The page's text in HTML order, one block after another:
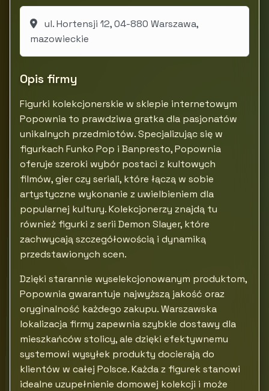
ul. Hortensji 12, 04-880 Warszawa,
mazowieckie
Opis firmy
Figurki kolekcjonerskie w sklepie internetowym
Popownia to prawdziwa gratka dla pasjonatów
unikalnych przedmiotów. Specjalizując się w
figurkach Funko Pop i Banpresto, Popownia
oferuje szeroki wybór postaci z kultowych
filmów, gier czy seriali, które łączą w sobie
artystyczne wykonanie z uwielbieniem dla
popularnej kultury. Kolekcjonerzy znajdą tu
również figurki z serii Demon Slayer, które
zachwycają szczegółowością i dynamiką
przedstawionych scen.
Dzięki starannie wyselekcjonowanym produktom,
Popownia gwarantuje najwyższą jakość oraz
oryginalność każdego zakupu. Warszawska
lokalizacja firmy zapewnia szybkie dostawy dla
mieszkańców stolicy, ale dzięki efektywnemu
systemowi wysyłek produkty docierają do
klientów w całej Polsce. Każda z figurek stanowi
idealne uzupełnienie domowej kolekcji i może